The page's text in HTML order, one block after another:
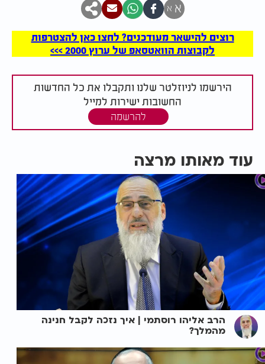
א א
רוצים להישאר מעודכנים? לחצו כאן להצטרפות
לקבוצות הוואטסאפ של ערוץ 2000 >>>
הירשמו לניוזלטר שלנו ותקבלו את כל החדשות
החשובות ישירות למייל
להרשמה
עוד מאותו מרצה
הרב אליהו רוסתמי | איך נזכה לקבל חנינה
מהמלך?